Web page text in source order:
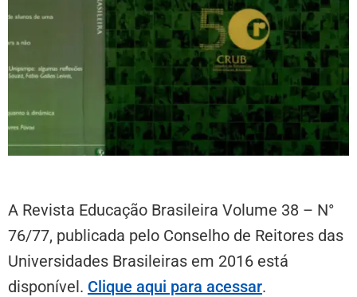
A Revista Educação Brasileira Volume 38 – N°
76/77, publicada pelo Conselho de Reitores das
Universidades Brasileiras em 2016 está
disponível. Clique aqui para acessar.